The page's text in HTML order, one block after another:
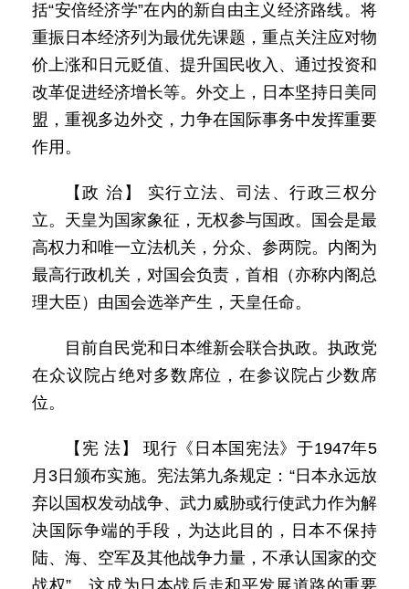
括“安倍经济学”在内的新自由主义经济路线。将
重振日本经济列为最优先课题，重点关注应对物
价上涨和日元贬值、提升国民收入、通过投资和
改革促进经济增长等。外交上，日本坚持日美同
盟，重视多边外交，力争在国际事务中发挥重要
作用。
【政 治】 实行立法、司法、行政三权分
立。天皇为国家象征，无权参与国政。国会是最
高权力和唯一立法机关，分众、参两院。内阁为
最高行政机关，对国会负责，首相（亦称内阁总
理大臣）由国会选举产生，天皇任命。
目前自民党和日本维新会联合执政。执政党
在众议院占绝对多数席位，在参议院占少数席
位。
【宪 法】 现行《日本国宪法》于1947年5
月3日颁布实施。宪法第九条规定：“日本永远放
弃以国权发动战争、武力威胁或行使武力作为解
决国际争端的手段，为达此目的，日本不保持
陆、海、空军及其他战争力量，不承认国家的交
战权”。这成为日本战后走和平发展道路的重要